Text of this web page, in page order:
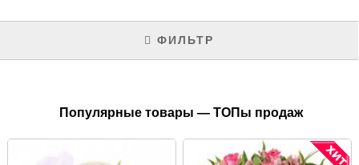
ФИЛЬТР
Популярные товары — ТОПы продаж